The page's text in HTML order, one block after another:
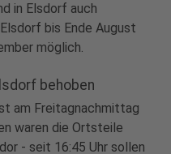
in Elsdorf auch
bis Ende August
möglich.
behoben
am Freitagnachmittag
waren die Ortsteile
- seit 16:45 Uhr sollen